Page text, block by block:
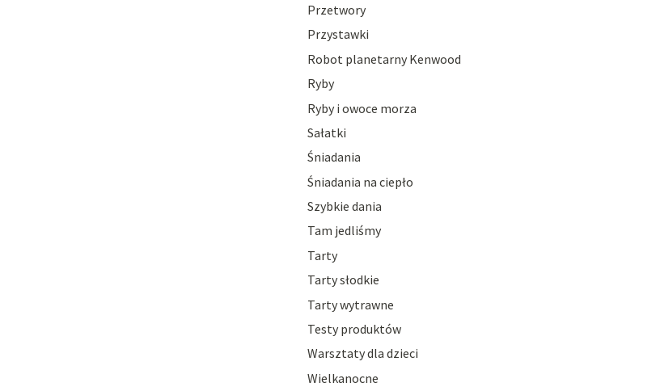
Przetwory
Przystawki
Robot planetarny Kenwood
Ryby
Ryby i owoce morza
Sałatki
Śniadania
Śniadania na ciepło
Szybkie dania
Tam jedliśmy
Tarty
Tarty słodkie
Tarty wytrawne
Testy produktów
Warsztaty dla dzieci
Wielkanocne